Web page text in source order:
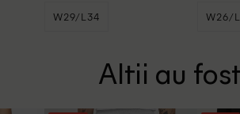
W29/L34 W26/
Altii au